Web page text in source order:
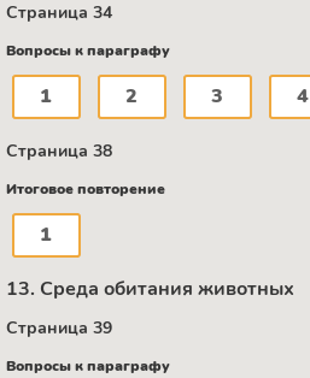
Страница 34
Вопросы к параграфу
1 2 3 4
Страница 38
Итоговое повторение
1
13. Среда обитания животных
Страница 39
Вопросы к параграфу